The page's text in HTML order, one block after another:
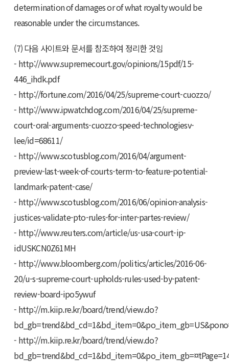
determination of damages or of what royalty would be
reasonable under the circumstances.
(7) 다음 사이트와 문서를 참조하여 정리한 것임
- http://www.supremecourt.gov/opinions/15pdf/15-
446_ihdk.pdf
- http://fortune.com/2016/04/25/supreme-court-cuozzo/
- http://www.ipwatchdog.com/2016/04/25/supreme-
court-oral-arguments-cuozzo-speed-technologiesv-
lee/id=68611/
- http://www.scotusblog.com/2016/04/argument-
preview-last-week-of-courts-term-to-feature-potential-
landmark-patent-case/
- http://www.scotusblog.com/2016/06/opinion-analysis-
justices-validate-pto-rules-for-inter-partes-review/
- http://www.reuters.com/article/us-usa-court-ip-
idUSKCN0Z61MH
- http://www.bloomberg.com/politics/articles/2016-06-
20/u-s-supreme-court-upholds-rules-used-by-patent-
review-board-ipo5ywuf
- http://m.kiip.re.kr/board/trend/view.do?
- http://m.kiip.re.kr/board/trend/view.do?